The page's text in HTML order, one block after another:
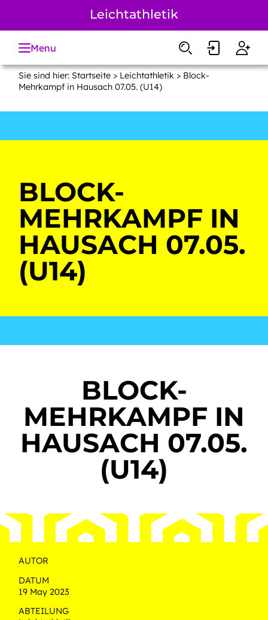
Leichtathletik
Menu
Sie sind hier: Startseite> Leichtathletik> Block-
Mehrkampf in Hausach 07.05. (U14)
BLOCK-
MEHRKAMPF IN
HAUSACH 07.05.
(U14)
BLOCK-
MEHRKAMPF IN
HAUSACH 07.05.
(U14)
AUTOR
DATUM
19 May 2023
ABTEILUNG